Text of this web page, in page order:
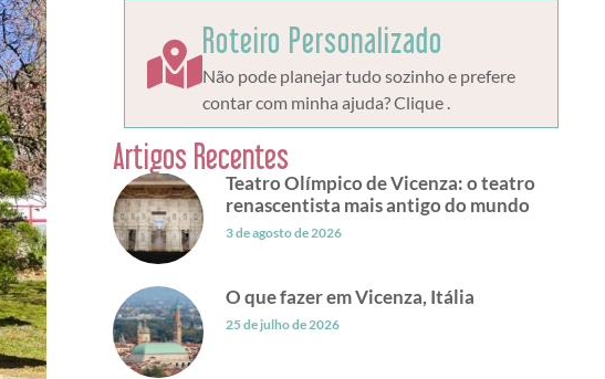
Roteiro Personalizado
Não pode planejar tudo sozinho e prefere
contar com minha ajuda? Clique .
Artigos Recentes
Teatro Olímpico de Vicenza: o teatro
renascentista mais antigo do mundo
3 de agosto de 2026
O que fazer em Vicenza, Itália
25 de julho de 2026